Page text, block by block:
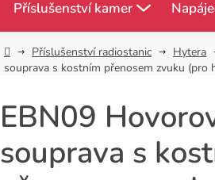
Příslušenství kamer
DomůPříslušenství radiostanic Hytera
souprava s kostním přenosem zvuku (pro
EBN09
souprava s